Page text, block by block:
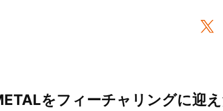
をフィーチャリングに迎